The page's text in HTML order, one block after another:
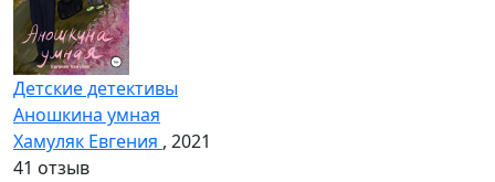
Детские детективы
Аношкина умная
Хамуляк Евгения , 2021
41 отзыв